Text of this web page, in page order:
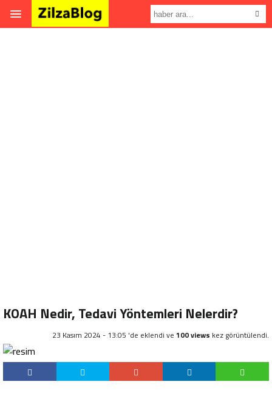
KOAH Nedir, Tedavi Yöntemleri Nelerdir?
23 Kasım 2024 - 13:05 'de eklendi ve 100 views kez görüntülendi.